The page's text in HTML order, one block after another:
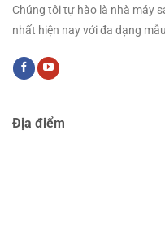
Chúng tôi tự hào là nhà máy
nhất hiện nay với đa dạng
Địa điểm